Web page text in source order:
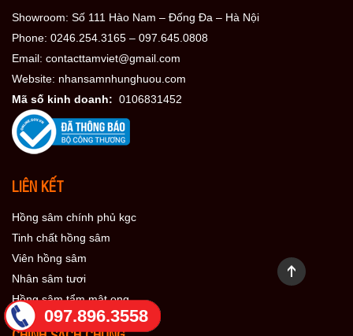
Showroom: Số 111 Hào Nam – Đống Đa – Hà Nội
Phone: 0246.254.3165 – 097.645.0808
Email: contacttamviet@gmail.com
Website: nhansamnhunghuou.com
Mã số kinh doanh: 0106831452
LIÊN KẾT
Hồng sâm chính phủ kgc
Tinh chất hồng sâm
Viên hồng sâm
Nhân sâm tươi
Hồng sâm tẩm mật ong
097.896.3558